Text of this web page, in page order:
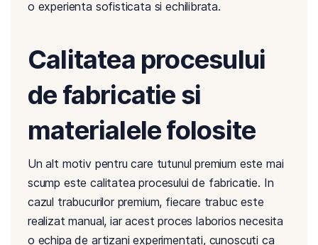
o experienta sofisticata si echilibrata.
Calitatea procesului
de fabricatie si
materialele folosite
Un alt motiv pentru care tutunul premium este mai
scump este calitatea procesului de fabricatie. In
cazul trabucurilor premium, fiecare trabuc este
realizat manual, iar acest proces laborios necesita
o echipa de artizani experimentati, cunoscuti ca